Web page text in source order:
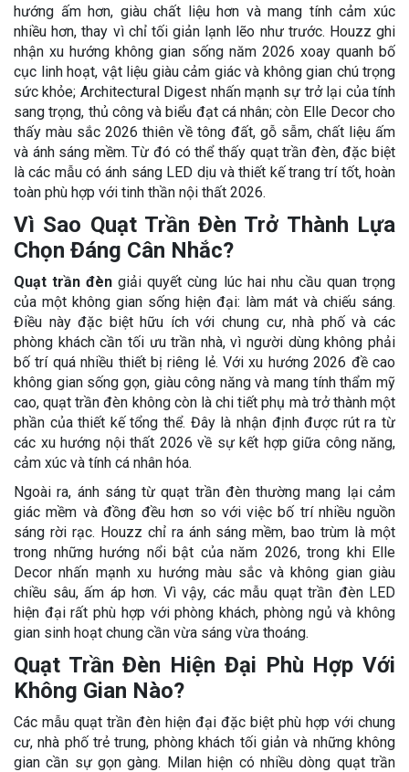
hướng ấm hơn, giàu chất liệu hơn và mang tính cảm xúc
nhiều hơn, thay vì chỉ tối giản lạnh lẽo như trước. Houzz ghi
nhận xu hướng không gian sống năm 2026 xoay quanh bố
cục linh hoạt, vật liệu giàu cảm giác và không gian chú trọng
sức khỏe; Architectural Digest nhấn mạnh sự trở lại của tính
sang trọng, thủ công và biểu đạt cá nhân; còn Elle Decor cho
thấy màu sắc 2026 thiên về tông đất, gỗ sẫm, chất liệu ấm
và ánh sáng mềm. Từ đó có thể thấy quạt trần đèn, đặc biệt
là các mẫu có ánh sáng LED dịu và thiết kế trang trí tốt, hoàn
toàn phù hợp với tinh thần nội thất 2026.
Vì Sao Quạt Trần Đèn Trở Thành Lựa
Chọn Đáng Cân Nhắc?
Quạt trần đèn giải quyết cùng lúc hai nhu cầu quan trọng
của một không gian sống hiện đại: làm mát và chiếu sáng.
Điều này đặc biệt hữu ích với chung cư, nhà phố và các
phòng khách cần tối ưu trần nhà, vì người dùng không phải
bố trí quá nhiều thiết bị riêng lẻ. Với xu hướng 2026 đề cao
không gian sống gọn, giàu công năng và mang tính thẩm mỹ
cao, quạt trần đèn không còn là chi tiết phụ mà trở thành một
phần của thiết kế tổng thể. Đây là nhận định được rút ra từ
các xu hướng nội thất 2026 về sự kết hợp giữa công năng,
cảm xúc và tính cá nhân hóa.
Ngoài ra, ánh sáng từ quạt trần đèn thường mang lại cảm
giác mềm và đồng đều hơn so với việc bố trí nhiều nguồn
sáng rời rạc. Houzz chỉ ra ánh sáng mềm, bao trùm là một
trong những hướng nổi bật của năm 2026, trong khi Elle
Decor nhấn mạnh xu hướng màu sắc và không gian giàu
chiều sâu, ấm áp hơn. Vì vậy, các mẫu quạt trần đèn LED
hiện đại rất phù hợp với phòng khách, phòng ngủ và không
gian sinh hoạt chung cần vừa sáng vừa thoáng.
Quạt Trần Đèn Hiện Đại Phù Hợp Với
Không Gian Nào?
Các mẫu quạt trần đèn hiện đại đặc biệt phù hợp với chung
cư, nhà phố trẻ trung, phòng khách tối giản và những không
gian cần sự gọn gàng. Milan hiện có nhiều dòng quạt trần